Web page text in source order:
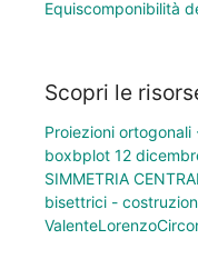
Equiscomponibilità
Scopri le
Proiezioni
boxbplot 12
SIMMETRIA
bisettrici -